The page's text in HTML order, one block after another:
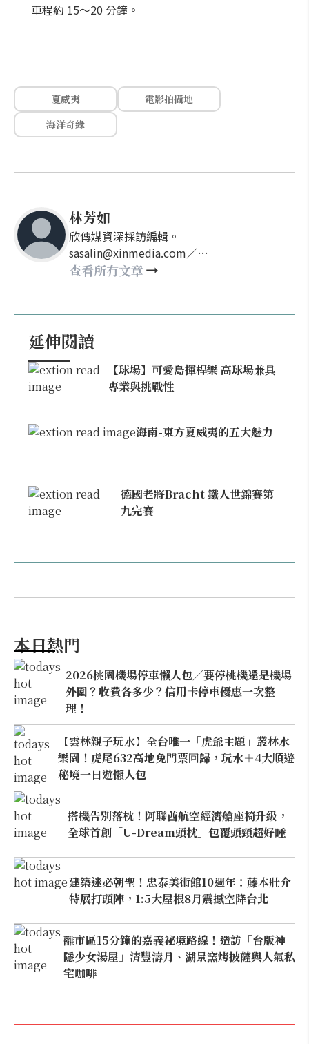
車程約 15～20 分鐘。
夏威夷
電影拍攝地
海洋奇緣
林芳如
欣傳媒資深採訪編輯。
sasalin@xinmedia.com／
happy21917@gmail.com
查看所有文章
延伸閱讀
【球場】可愛島揮桿樂 高球場兼具
專業與挑戰性
海南-東方夏威夷的五大魅力
德國老將Bracht 鐵人世錦賽第
九完賽
本日熱門
2026桃園機場停車懶人包／要停桃機還是機場
外圍？收費各多少？信用卡停車優惠一次整
理！
【雲林親子玩水】全台唯一「虎爺主題」叢林水
樂園！虎尾632高地免門票回歸，玩水＋4大順遊
秘境一日遊懶人包
搭機告別落枕！阿聯酋航空經濟艙座椅升級，
全球首創「U-Dream頭枕」包覆頭頸超好睡
建築迷必朝聖！忠泰美術館10週年：藤本壯介
特展打頭陣，1:5大屋根8月震撼空降台北
離市區15分鐘的嘉義祕境路線！造訪「台版神
隱少女湯屋」清豐濤月、湖景窯烤披薩與人氣私
宅咖啡